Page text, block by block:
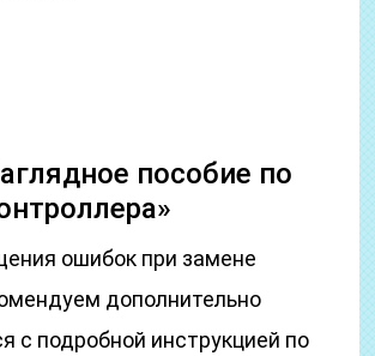
пособие по
ошибок при замене
дополнительно
с подробной инструкцией по